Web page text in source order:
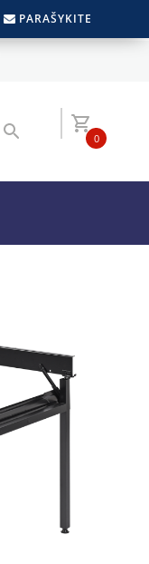
PARAŠYKITE
0